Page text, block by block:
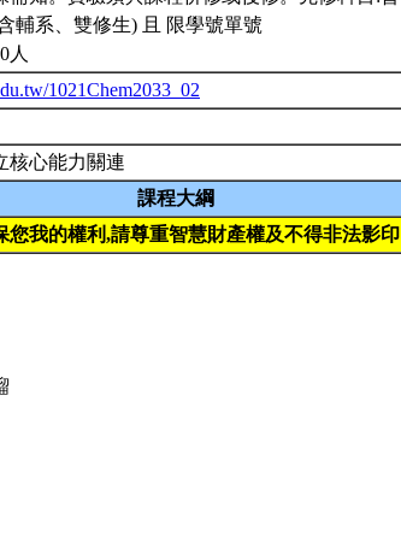
輔系、雙修生) 且 限學號單號
人
1021Chem2033_02
核心能力關連
課程大綱
您我的權利,請尊重智慧財產權及不得非法影印